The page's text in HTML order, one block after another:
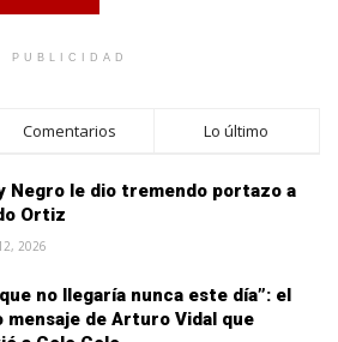
PUBLICIDAD
Comentarios Lo último
Negro le dio tremendo portazo a
Ortiz
2026
no llegaría nunca este día”: el
mensaje de Arturo Vidal que